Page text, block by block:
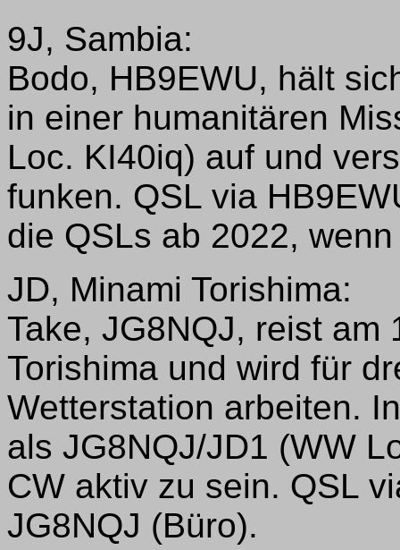
9J, Sambia:
Bodo, HB9EWU, hält
in einer humanitären
Loc. KI40iq) auf und
funken. QSL via
die QSLs ab 2022,
JD, Minami Torishima:
Take, JG8NQJ, reist am
Torishima und wird für
Wetterstation arbeiten.
als JG8NQJ/JD1 (WW
CW aktiv zu sein. QSL
JG8NQJ (Büro).